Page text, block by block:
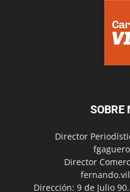
SOBRE
Director
Director
Dirección: 9 de Julio